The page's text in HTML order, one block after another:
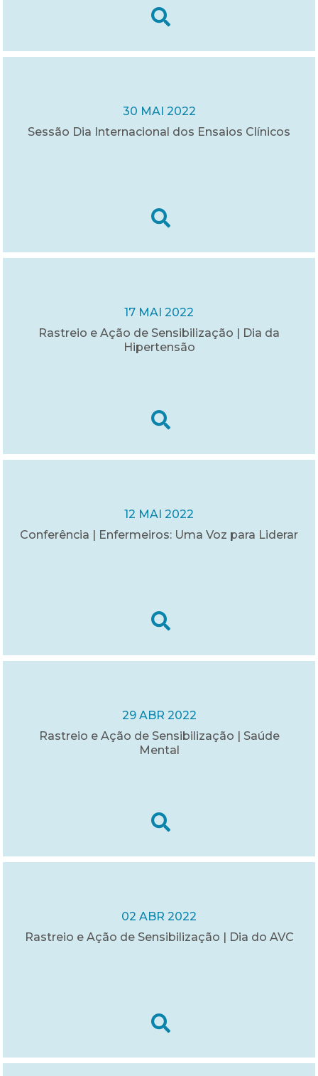
30 MAI 2022
Sessão Dia Internacional dos Ensaios Clínicos
17 MAI 2022
Rastreio e Ação de Sensibilização | Dia da
Hipertensão
12 MAI 2022
Conferência | Enfermeiros: Uma Voz para Liderar
29 ABR 2022
Rastreio e Ação de Sensibilização | Saúde
Mental
02 ABR 2022
Rastreio e Ação de Sensibilização | Dia do AVC